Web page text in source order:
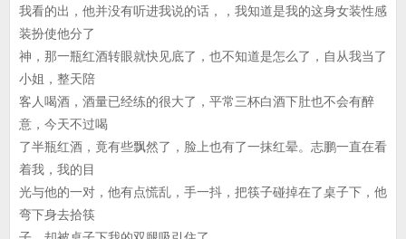
我看的出，他并没有听进我说的话，，我知道是我的这身女装性感
装扮使他分了
神，那一瓶红酒转眼就快见底了，也不知道是怎么了，自从我当了
小姐，整天陪
客人喝酒，酒量已经练的很大了，平常三杯白酒下肚也不会有醉
意，今天不过喝
了半瓶红酒，竟有些飘然了，脸上也有了一抹红晕。志鹏一直在看
着我，我的目
光与他的一对，他有点慌乱，手一抖，把筷子碰掉在了桌子下，他
弯下身去拾筷